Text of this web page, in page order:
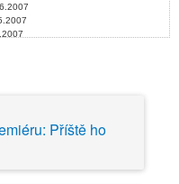
Příště ho